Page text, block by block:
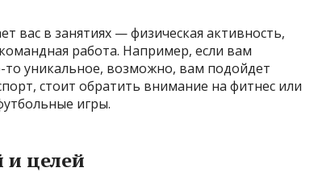
вас в занятиях — физическая активность,
работа. Например, если вам
то уникальное, возможно, вам подойдет
стоит обратить внимание на фитнес или
игры.
и целей